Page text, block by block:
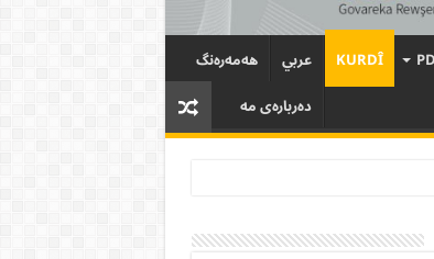
KURDÎ عربي
هەمەرەنگ
دەربارەی مە